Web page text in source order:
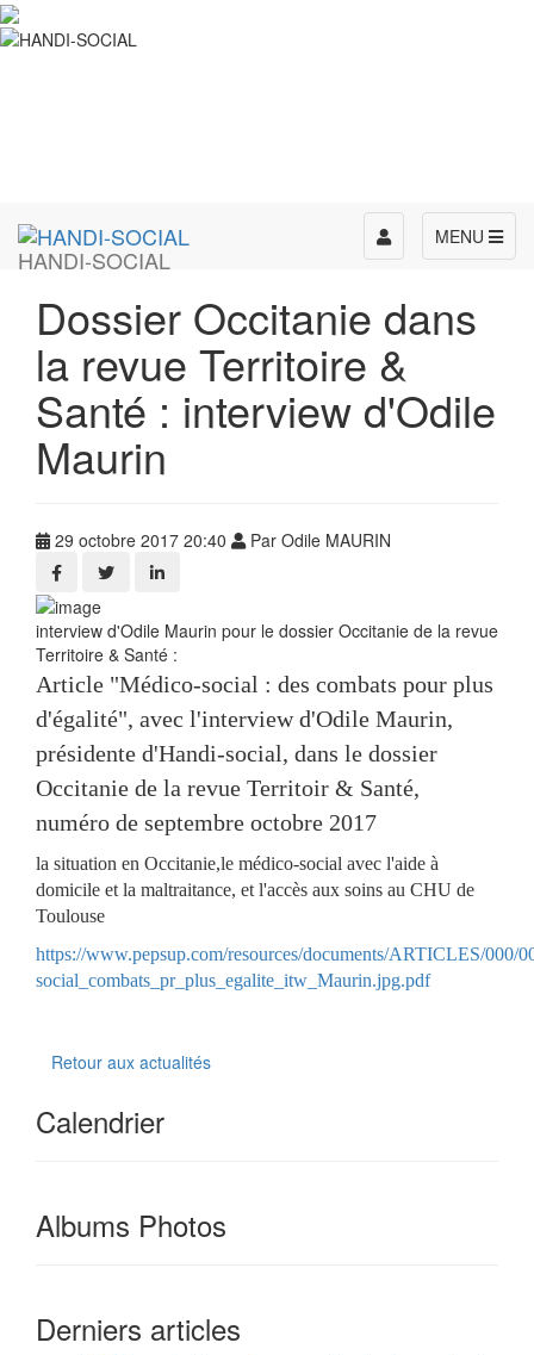
HANDI-SOCIAL
MENU
Toggle
navigation
Dossier Occitanie dans
la revue Territoire &
Santé : interview d'Odile
Maurin
29 octobre 2017 20:40 Par Odile MAURIN
interview d'Odile Maurin pour le dossier Occitanie de la revue
Territoire & Santé :
Article "Médico-social : des combats pour plus
d'égalité", avec l'interview d'Odile Maurin,
présidente d'Handi-social, dans le dossier
Occitanie de la revue Territoir & Santé,
numéro de septembre octobre 2017
la situation en Occitanie,le médico-social avec l'aide à
domicile et la maltraitance, et l'accès aux soins au CHU de
Toulouse
https://www.pepsup.com/resources/documents/ARTICLES/
social_combats_pr_plus_egalite_itw_Maurin.jpg.pdf
Retour aux actualités
Calendrier
Albums Photos
Derniers articles